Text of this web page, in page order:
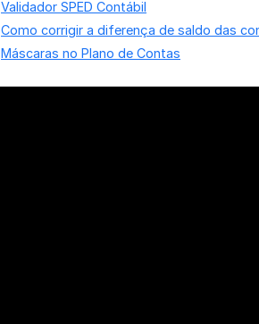
Validador SPED Contábil
Como corrigir a diferença de saldo das
Máscaras no Plano de Contas